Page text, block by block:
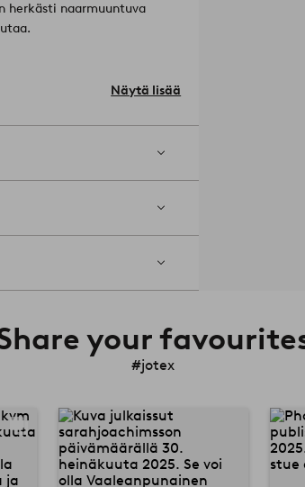
herkästi naarmuuntuva
Näytä lisää
your
#jotex